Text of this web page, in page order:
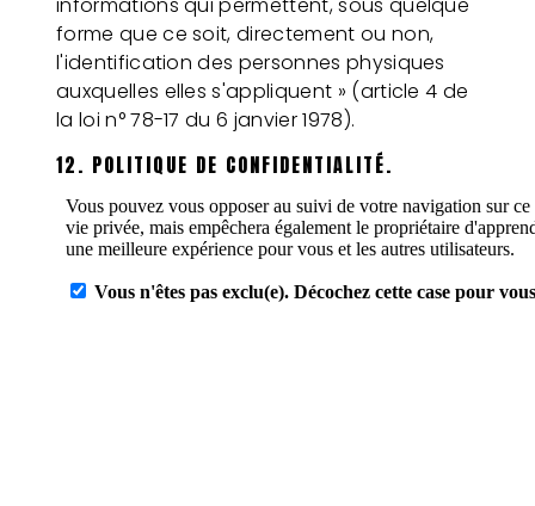
forme que ce soit, directement ou non,
l'identification des personnes physiques
auxquelles elles s'appliquent » (article 4 de
la loi n° 78-17 du 6 janvier 1978).
12. POLITIQUE DE CONFIDENTIALITÉ.